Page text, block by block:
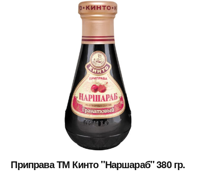
Приправа ТМ Кинто "Наршараб" 380 гр.